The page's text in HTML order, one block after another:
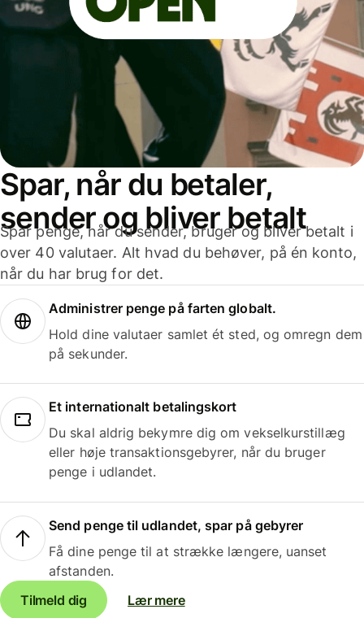
Spar, når du betaler,
sender og bliver betalt
Spar penge, når du sender, bruger og bliver betalt i
over 40 valutaer. Alt hvad du behøver, på én konto,
når du har brug for det.
Administrer penge på farten globalt.
Hold dine valutaer samlet ét sted, og omregn dem
på sekunder.
Et internationalt betalingskort
Du skal aldrig bekymre dig om vekselkurstillæg
eller høje transaktionsgebyrer, når du bruger
penge i udlandet.
Send penge til udlandet, spar på gebyrer
Få dine penge til at strække længere, uanset
afstanden.
Tilmeld dig
Lær mere